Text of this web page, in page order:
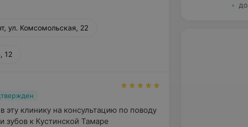
ул. Комсомольская, 22
12
эту клинику на консультацию по поводу
зубов к Кустинской Тамаре